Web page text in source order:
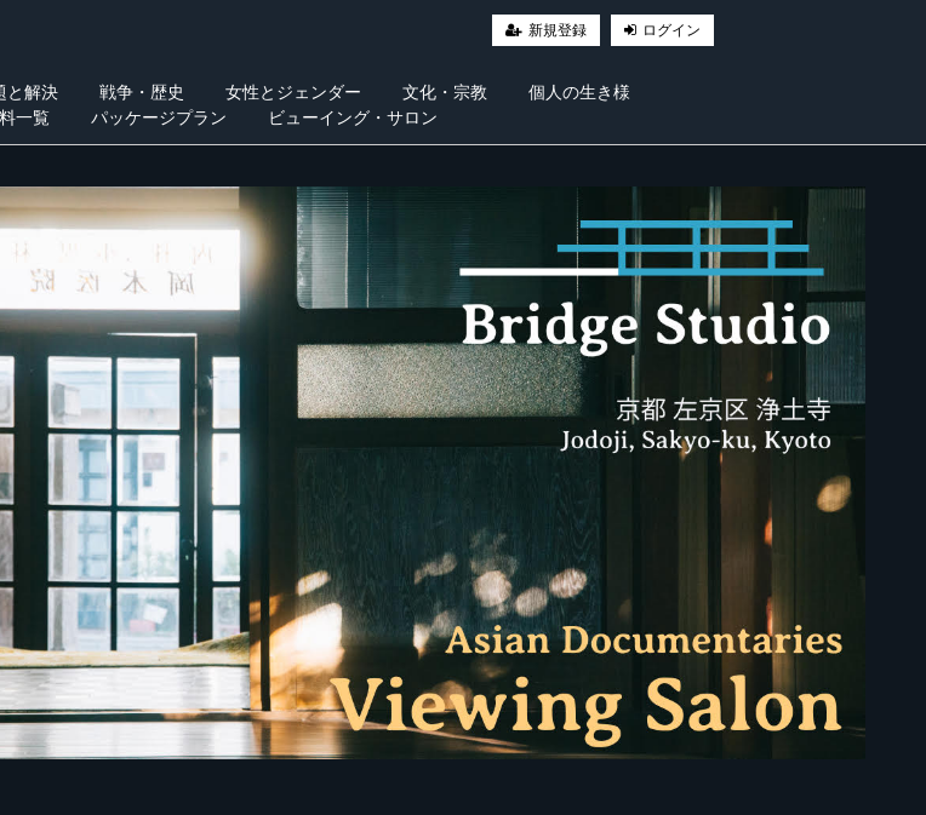
新規登録 ログイン
と解決 戦争・歴史 女性とジェンダー 文化・宗教
個人の生き様
一覧 パッケージプラン ビューイング・サロン